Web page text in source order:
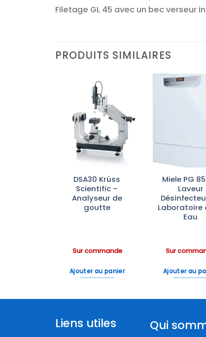
Filetage GL 45 avec un bec verseur
PRODUITS SIMILAIRES
Ajouter
à la liste
d’envies
DSA30 Krüss
Scientific –
Analyseur de
goutte
Sur commande
Ajouter au panier
Miele PG
Laveur
Laboratoire
Eau
Sur
Ajouter au
Liens utiles Qui